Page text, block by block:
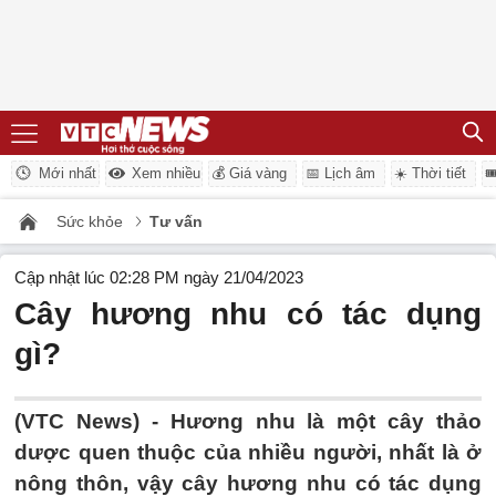
Mới nhất Xem nhiều 💰 Giá vàng 📅 Lịch âm ☀️ Thời tiết
Sức khỏe Tư vấn
Cập nhật lúc 02:28 PM ngày 21/04/2023
Cây hương nhu có tác dụng
gì?
(VTC News) - Hương nhu là một cây thảo
dược quen thuộc của nhiều người, nhất là ở
nông thôn, vậy cây hương nhu có tác dụng